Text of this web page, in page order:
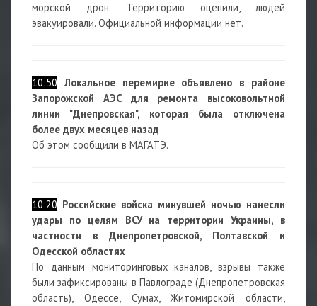
морской дрон. Территорию оцепили, людей
эвакуировали. Официальной информации нет.
10:50 Локальное перемирие объявлено в районе
Запорожской АЭС для ремонта высоковольтной
линии "Днепровская", которая была отключена
более двух месяцев назад
Об этом сообщили в МАГАТЭ.
10:20 Российские войска минувшей ночью нанесли
удары по целям ВСУ на территории Украины, в
частности в Днепропетровской, Полтавской и
Одесской областях
По данным мониторинговых каналов, взрывы также
были зафиксированы в Павлограде (Днепропетровская
область), Одессе, Сумах, Житомирской области,